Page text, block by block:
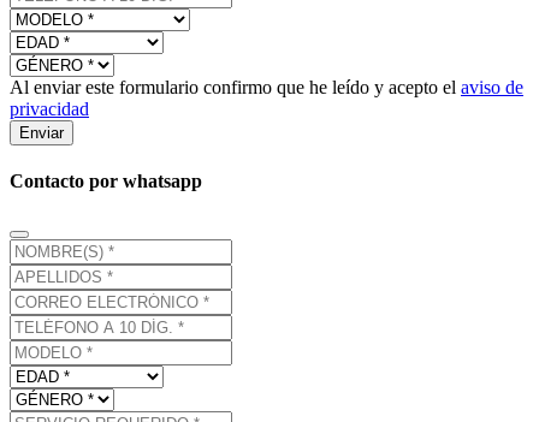
Al enviar este formulario confirmo que he leído y acepto el aviso de
privacidad
Enviar
Contacto por whatsapp